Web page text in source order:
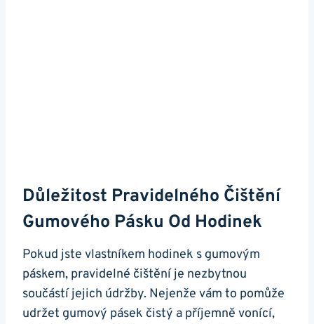
Důležitost⁤ Pravidelného⁣ Čištění
Gumového Pásku Od Hodinek
Pokud ⁣jste vlastníkem hodinek s gumovým
páskem, pravidelné čištění je nezbytnou‍
součástí‍ jejich údržby. Nejenže vám to pomůže
udržet ​gumový pásek⁣ čistý a ‍příjemně ‌vonící,